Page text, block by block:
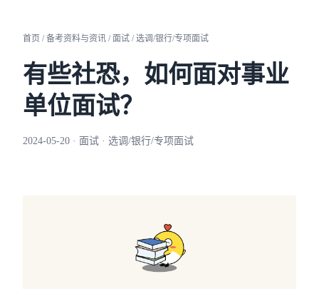
首页 / 备考资料与资讯 / 面试 / 选调/银行/专项面试
有些社恐，如何面对事业
单位面试？
2024-05-20 · 面试 · 选调/银行/专项面试